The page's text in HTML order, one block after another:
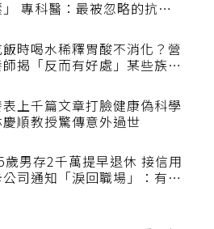
」 專科醫：最被忽略的抗老
飯時喝水稀釋胃酸不消化？營
師揭「反而有好處」某些族群
表上千篇文章打臉健康偽科學
慶順教授驚傳意外過世
歲男存2千萬提早退休 接信用
公司通知「淚回職場」：有錢